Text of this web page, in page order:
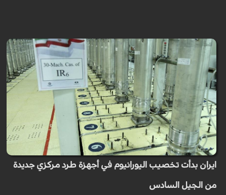
ايران بدأت تخصيب اليورانيوم في أجهزة طرد مركزي جديدة
من الجيل السادس